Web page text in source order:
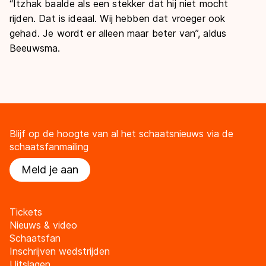
“Itzhak baalde als een stekker dat hij niet mocht
rijden. Dat is ideaal. Wij hebben dat vroeger ook
gehad. Je wordt er alleen maar beter van”, aldus
Beeuwsma.
Blijf op de hoogte van al het schaatsnieuws via de
schaatsfanmailing
Meld je aan
Tickets
Nieuws & video
Schaatsfan
Inschrijven wedstrijden